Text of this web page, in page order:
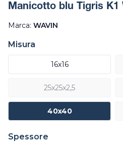
Manicotto blu Tigris K1
Marca: WAVIN
Misura
16x16
25x25x2,5
40x40
Spessore